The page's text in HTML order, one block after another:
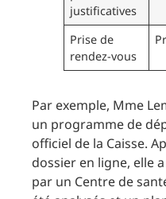
justificatives
Prise de
rendez-vous
Par exemple, Mme
un programme de
officiel de la Caisse.
dossier en ligne, elle
par un Centre de